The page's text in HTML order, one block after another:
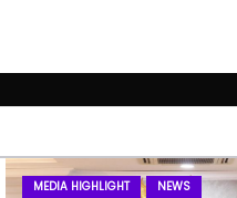
MEDIA HIGHLIGHT NEWS